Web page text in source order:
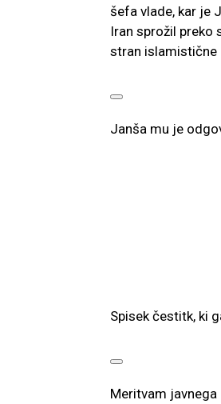
šefa vlade, kar je
Iran sprožil preko
stran islamistične
Janša mu je
Spisek čestitk, ki
Meritvam